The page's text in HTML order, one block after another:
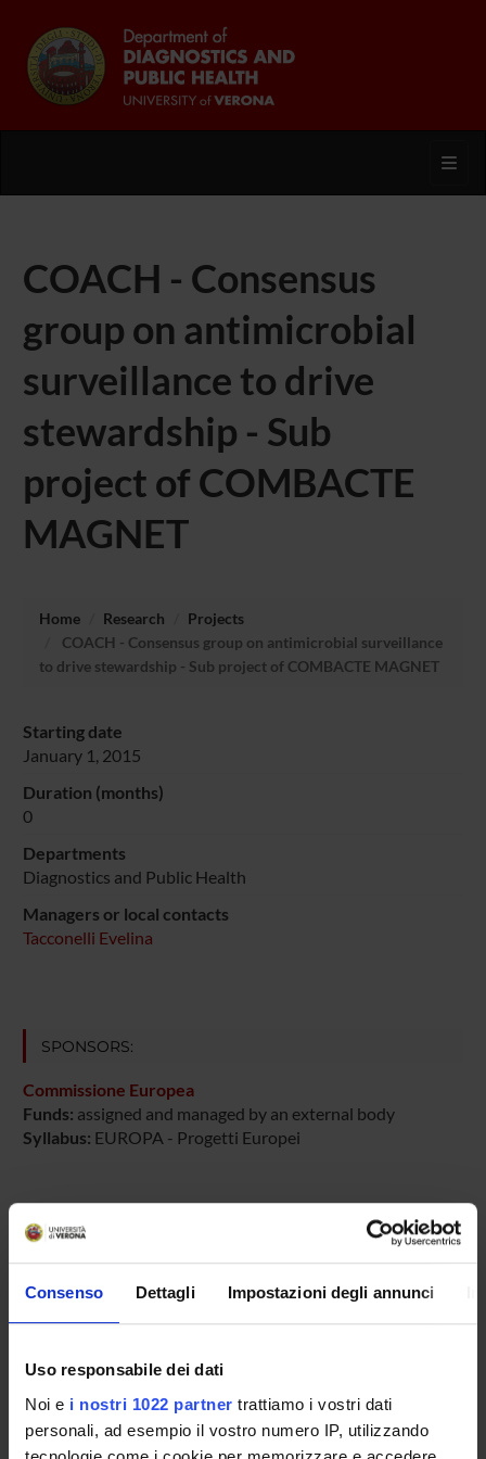
Consenso Dettagli Impostazioni degli annunci
Uso responsabile dei dati
Noi e i nostri 1022 partner trattiamo i vostri dati
personali, ad esempio il vostro numero IP, utilizzando
COACH - Consensus
group on antimicrobial
surveillance to drive
stewardship - Sub
project of COMBACTE
MAGNET
Home Research
Projects
COACH - Consensus group on antimicrobial surveillance
to drive stewardship - Sub project of COMBACTE MAGNET
Starting date
January 1, 2015
Duration (months)
0
Departments
Diagnostics and Public Health
Managers or local contacts
Tacconelli Evelina
SPONSORS:
Commissione Europea
Funds: assigned and managed by an external body
Syllabus: EUROPA - Progetti Europei
PROJECT PARTICIPANTS
Full Professor
Infectious Diseases (DDSP)